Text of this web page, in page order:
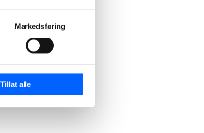
Markedsføring
Tillat alle